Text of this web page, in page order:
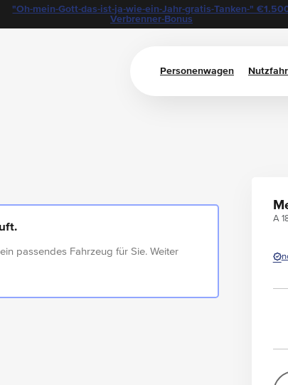
"Oh-mein-Gott-das-ist-ja-wie-ein-Jahr-gratis-Tanken-"
Verbrenner-Bonus
Personenwagen
passendes Fahrzeug für Sie. Weiter
A